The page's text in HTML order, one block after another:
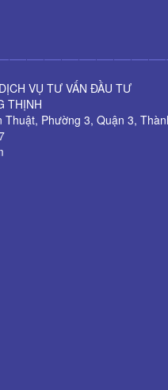
VỤ TƯ VẤN ĐẦU TƯ
THỊNH
Phường 3, Quận 3,